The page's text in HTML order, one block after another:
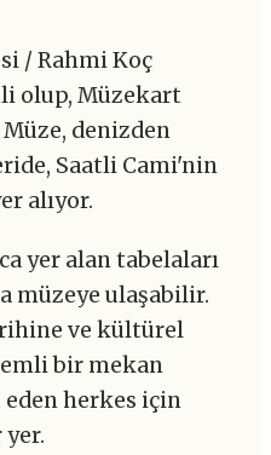
/ Rahmi Koç
olup, Müzekart
denizden
Saatli Cami'nin
alıyor.
yer alan tabelaları
müzeye ulaşabilir.
ve kültürel
bir mekan
herkes için